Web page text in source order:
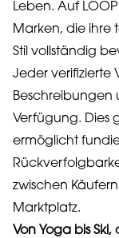
Leben. Auf
Marken, die ihre
Stil vollständig
Jeder verifizierte
Beschreibungen
Verfügung. Dies
ermöglicht
zwischen
Marktplatz.
Von Yoga bis